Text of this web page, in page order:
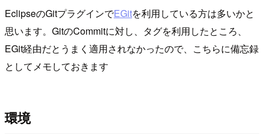
EclipseのGitプラグインでEGitを利用している方は多いかと
思います。GitのCommitに対し、タグを利用したところ、
EGit経由だとうまく適用されなかったので、こちらに備忘録
としてメモしておきます
環境